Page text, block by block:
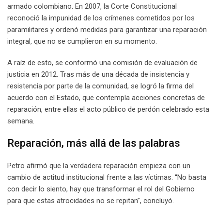
armado colombiano. En 2007, la Corte Constitucional
reconoció la impunidad de los crímenes cometidos por los
paramilitares y ordenó medidas para garantizar una reparación
integral, que no se cumplieron en su momento.
A raíz de esto, se conformó una comisión de evaluación de
justicia en 2012. Tras más de una década de insistencia y
resistencia por parte de la comunidad, se logró la firma del
acuerdo con el Estado, que contempla acciones concretas de
reparación, entre ellas el acto público de perdón celebrado esta
semana.
Reparación, más allá de las palabras
Petro afirmó que la verdadera reparación empieza con un
cambio de actitud institucional frente a las víctimas. “No basta
con decir lo siento, hay que transformar el rol del Gobierno
para que estas atrocidades no se repitan”, concluyó.